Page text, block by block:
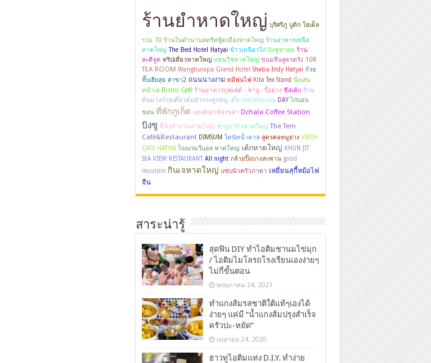
ร้านยำหาดใหญ่ บุรีศรีภู บูติก โฮเต็ล
รวม 10 ร้านในตำนานสตรีทฟู้ดเมืองหาดใหญ่ ร้านอาหารเหนือ
หาดใหญ่ The Bed Hotel Hatyai ข้าวเหนียวไก่ บิงซูชาตุย ร้าน
ละติจูด ทริปเที่ยวหาดใหญ่ แซนวิชหาดใหญ่ ขนมจีนสูตรตรัง 108
TEA ROOM Wangburapa Grand Hotel Shabu Indy Hatyai ก๋วย
จั๊บเฮียสุย สาขา2 ถนนนางงาม หมีพ่นไฟ Kita Tea Stand นั่งเล่น
หน้าเล Bistro Café ร้านอาหารบุฟเฟ่ต์ - ชาบู - ปิ้งย่าง ชีสเค้ก ร้าน
ต้นม่วงก๋วยเตี๋ยวต้มยำกระดูกหมู เตี๋ยวแซ่บเงินแสน DAY ไก่บอน
ชอน ที่พักภูเก็ต แฮงค์เอาท์สงขลา Dchala Coffee Station
บิงซู ที่นั่งทำงานหาดใหญ่ ชาบูวากิวหาดใหญ่ The Tern
Café&Restaurant DIMSUM โดนัทน้ำตาล สูตรคอหมูย่าง VBOX
CAFE HATYAI โรงแรมวีแอล หาดใหญ่ เค้กหาดใหญ่ KHUN JIT
SEA VIEW RESTAURANT All night กล้วยปิ้งบางสะพาน good
moutain กินเจหาดใหญ่ แซ่บนัวครัวภาดา เหยี่ยนสุกี้หม้อไฟ
จีน
สาระน่ารู้
สุดฟิน DIY ทำไอติมชานมไข่มุก
/ ไอติมไมโลรถโรงเรียนเองง่ายๆ
ไม่กี่ขั้นตอน
พฤษภาคม 24, 2021
ทำแกงส้มรสชาติใต้แท้ๆเองได้
ง่ายๆ แค่มี “น้ำแกงส้มปรุงสำเร็จ
ครัวปะ-หยัด”
เมษายน 24, 2020
ฮาวทูไอติมแท่ง D.I.Y. ทำง่าย